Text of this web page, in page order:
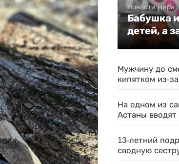
Новости мира
Бабушка
детей, а
Мужчину до
кипятком из-
На одном из
Астаны вводят
13-летний
сводную